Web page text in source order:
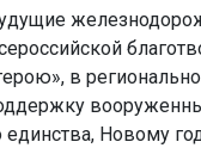
в
Новому